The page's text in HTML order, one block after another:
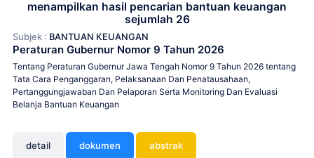
menampilkan hasil pencarian bantuan keuangan
sejumlah 26
Subjek : BANTUAN KEUANGAN
Peraturan Gubernur Nomor 9 Tahun 2026
Tentang Peraturan Gubernur Jawa Tengah Nomor 9 Tahun 2026 tentang
Tata Cara Penganggaran, Pelaksanaan Dan Penatausahaan,
Pertanggungjawaban Dan Pelaporan Serta Monitoring Dan Evaluasi
Belanja Bantuan Keuangan
detail dokumen abstrak